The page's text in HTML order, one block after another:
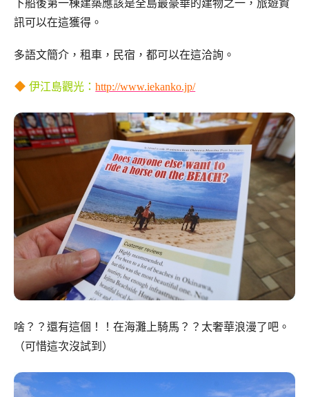
下船後第一棟建築應該是全島最豪華的建物之一，旅遊資
訊可以在這獲得。
多語文簡介，租車，民宿，都可以在這洽詢。
伊江島觀光：http://www.iekanko.jp/
啥？？還有這個！！在海灘上騎馬？？太奢華浪漫了吧。
（可惜這次沒試到）